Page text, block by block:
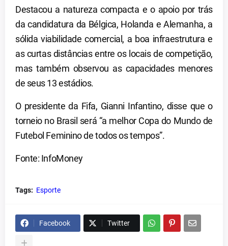
Destacou a natureza compacta e o apoio por trás
da candidatura da Bélgica, Holanda e Alemanha, a
sólida viabilidade comercial, a boa infraestrutura e
as curtas distâncias entre os locais de competição,
mas também observou as capacidades menores
de seus 13 estádios.
O presidente da Fifa, Gianni Infantino, disse que o
torneio no Brasil será “a melhor Copa do Mundo de
Futebol Feminino de todos os tempos”.
Fonte: InfoMoney
Tags: Esporte
Facebook Twitter